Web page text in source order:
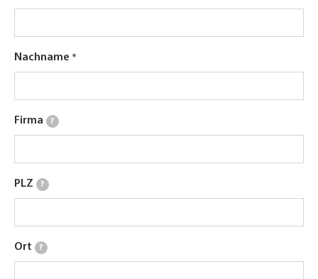
Nachname
Firma ?
PLZ ?
Ort ?